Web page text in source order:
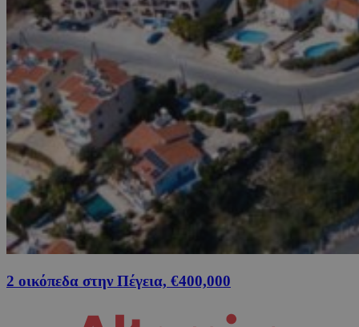
2 οικόπεδα στην Πέγεια, €400,000